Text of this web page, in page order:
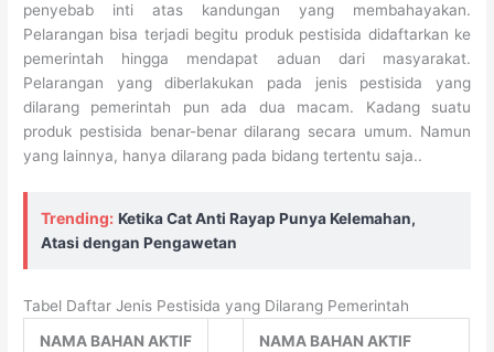
penyebab inti atas kandungan yang membahayakan.
Pelarangan bisa terjadi begitu produk pestisida didaftarkan ke
pemerintah hingga mendapat aduan dari masyarakat.
Pelarangan yang diberlakukan pada jenis pestisida yang
dilarang pemerintah pun ada dua macam. Kadang suatu
produk pestisida benar-benar dilarang secara umum. Namun
yang lainnya, hanya dilarang pada bidang tertentu saja..
Trending: Ketika Cat Anti Rayap Punya Kelemahan,
Atasi dengan Pengawetan
Tabel Daftar Jenis Pestisida yang Dilarang Pemerintah
NAMA BAHAN AKTIF
NAMA BAHAN AKTIF